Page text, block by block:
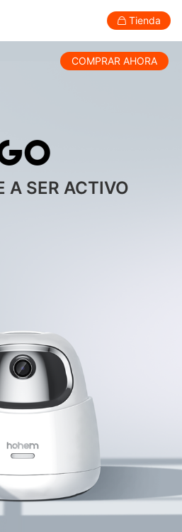
Auto-Tracking
Tienda
Accesorios Asistencia
COMPRAR AHORA
A SER ACTIVO